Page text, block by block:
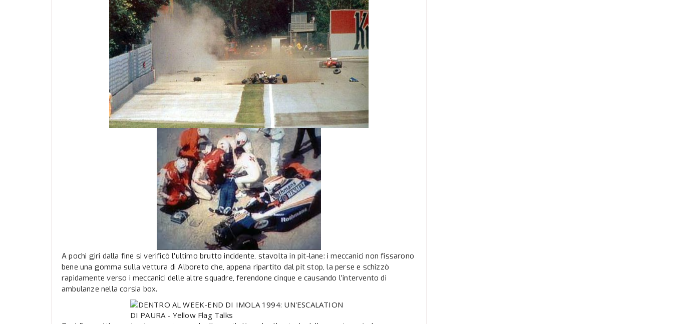
A pochi giri dalla fine si verificò l’ultimo brutto incidente, stavolta in pit-lane: i meccanici non fissarono
bene una gomma sulla vettura di Alboreto che, appena ripartito dal pit stop, la perse e schizzò
rapidamente verso i meccanici delle altre squadre, ferendone cinque e causando l’intervento di
ambulanze nella corsia box.